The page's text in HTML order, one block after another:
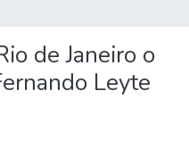
de Janeiro o
Leyte